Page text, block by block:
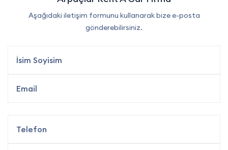
Aşağıdaki iletişim formunu kullanarak bize e-posta
gönderebilirsiniz.